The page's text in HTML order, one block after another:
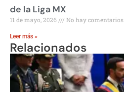
de la Liga MX
11 de mayo, 2026 No hay comentarios
Leer más »
Relacionados